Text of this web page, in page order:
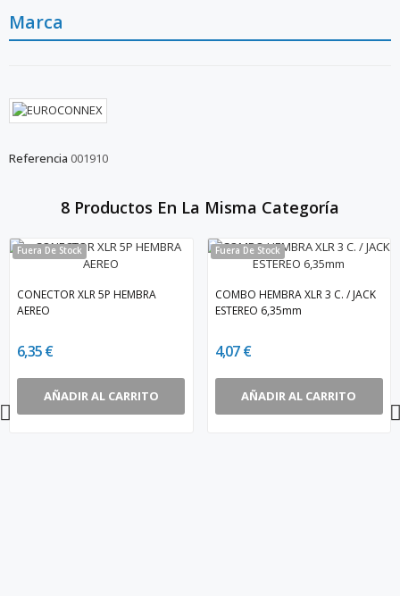
Marca
Referencia 001910
8 Productos En La Misma Categoría
Fuera De Stock
CONECTOR XLR 5P HEMBRA
AEREO
6,35 €
AÑADIR AL CARRITO
Fuera De Stock
COMBO HEMBRA XLR 3 C. / JACK
ESTEREO 6,35mm
4,07 €
AÑADIR AL CARRITO